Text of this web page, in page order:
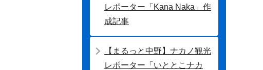
レポーター「Kana Naka」作
成記事
【まるっと中野】ナカノ観光
レポーター「いととこナカ